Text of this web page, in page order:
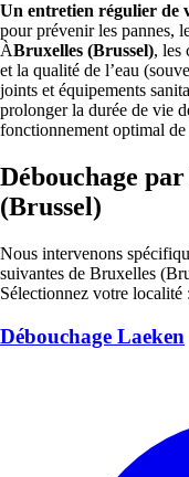
Un entretien régulier de
pour prévenir les pannes,
ÀBruxelles (Brussel), les
et la qualité de l’eau
joints et équipements
prolonger la durée de vie
fonctionnement optimal de
Débouchage
(Brussel)
Nous intervenons
suivantes de Bruxelles
Sélectionnez votre localité :
Débouchage Laeken